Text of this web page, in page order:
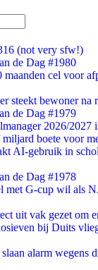
(not very sfw!)
de Dag #1980
cel voor
steekt bewoner na
de Dag #1979
2026/2027
boete voor
AI-gebruik in
de Dag #1978
met G-cup wil als
uit vak gezet om
bij Duits
alarm wegens